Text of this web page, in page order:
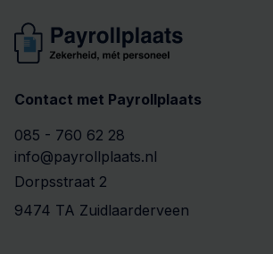
Contact met Payrollplaats
085 - 760 62 28
info@payrollplaats.nl
Dorpsstraat 2
9474 TA Zuidlaarderveen